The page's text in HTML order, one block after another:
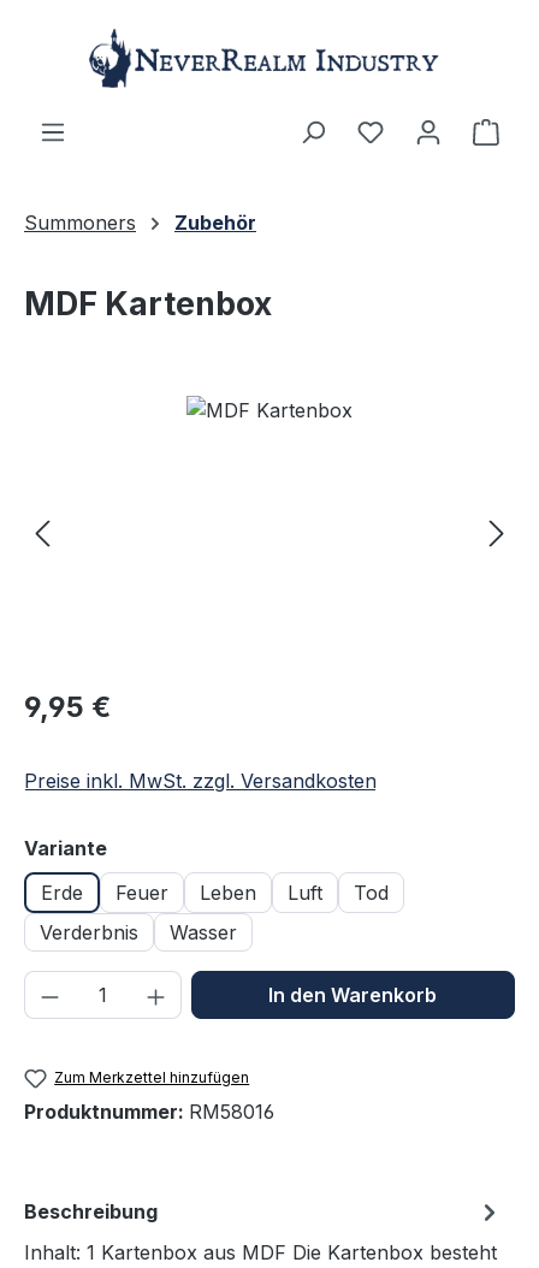
Zum Hauptinhalt springen
Summoners Zubehör
MDF Kartenbox
Bildergalerie überspringen
Regulärer Preis:
9,95 €
Preise inkl. MwSt. zzgl. Versandkosten
Varianteauswählen
Erde
Feuer Leben Luft
Tod
Verderbnis
Wasser
Produkt Anzahl: Gib denIn den Warenkorb
Zum Merkzettel hinzufügen
Produktnummer: RM58016
Beschreibung
Inhalt: 1 Kartenbox aus MDF Die Kartenbox besteht